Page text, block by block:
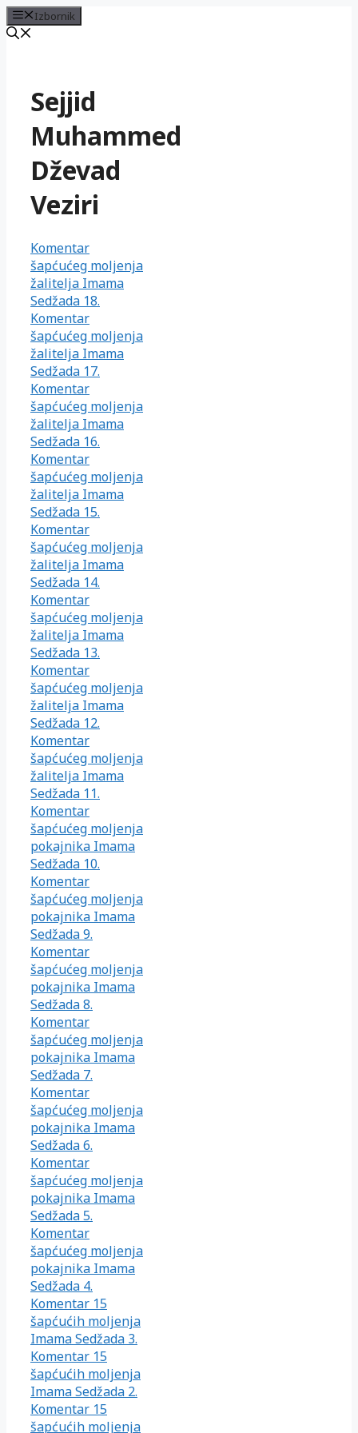
Izbornik
Sejjid
Muhammed
Dževad
Veziri
Komentar
šapćućeg moljenja
žalitelja Imama
Sedžada 18.
Komentar
šapćućeg moljenja
žalitelja Imama
Sedžada 17.
Komentar
šapćućeg moljenja
žalitelja Imama
Sedžada 16.
Komentar
šapćućeg moljenja
žalitelja Imama
Sedžada 15.
Komentar
šapćućeg moljenja
žalitelja Imama
Sedžada 14.
Komentar
šapćućeg moljenja
žalitelja Imama
Sedžada 13.
Komentar
šapćućeg moljenja
žalitelja Imama
Sedžada 12.
Komentar
šapćućeg moljenja
žalitelja Imama
Sedžada 11.
Komentar
šapćućeg moljenja
pokajnika Imama
Sedžada 10.
Komentar
šapćućeg moljenja
pokajnika Imama
Sedžada 9.
Komentar
šapćućeg moljenja
pokajnika Imama
Sedžada 8.
Komentar
šapćućeg moljenja
pokajnika Imama
Sedžada 7.
Komentar
šapćućeg moljenja
pokajnika Imama
Sedžada 6.
Komentar
šapćućeg moljenja
pokajnika Imama
Sedžada 5.
Komentar
šapćućeg moljenja
pokajnika Imama
Sedžada 4.
Komentar 15
šapćućih moljenja
Imama Sedžada 3.
Komentar 15
šapćućih moljenja
Imama Sedžada 2.
Komentar 15
šapćućih moljenja